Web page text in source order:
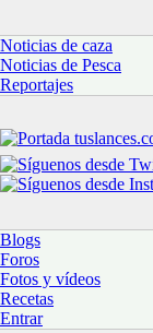
Noticias de caza
Noticias de Pesca
Reportajes
Blogs
Foros
Fotos y vídeos
Recetas
Entrar